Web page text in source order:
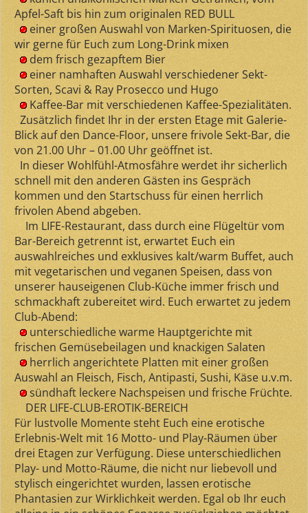
Apfel-Saft bis hin zum originalen RED BULL
einer großen Auswahl von Marken-Spirituosen, die
wir gerne für Euch zum Long-Drink mixen
dem frisch gezapftem Bier
einer namhaften Auswahl verschiedener Sekt-
Sorten, Scavi & Ray Prosecco und Hugo
Kaffee-Bar mit verschiedenen Kaffee-Spezialitäten.
Zusätzlich findet Ihr in der ersten Etage mit Galerie-
Blick auf den Dance-Floor, unsere frivole Sekt-Bar, die
von 21.00 Uhr – 01.00 Uhr geöffnet ist.
In dieser Wohlfühl-Atmosfähre werdet ihr sicherlich
schnell mit den anderen Gästen ins Gespräch
kommen und den Startschuss für einen herrlich
frivolen Abend abgeben.
Im LIFE-Restaurant, dass durch eine Flügeltür vom
Bar-Bereich getrennt ist, erwartet Euch ein
auswahlreiches und exklusives kalt/warm Buffet, auch
mit vegetarischen und veganen Speisen, dass von
unserer hauseigenen Club-Küche immer frisch und
schmackhaft zubereitet wird. Euch erwartet zu jedem
Club-Abend:
unterschiedliche warme Hauptgerichte mit
frischen Gemüsebeilagen und knackigen Salaten
herrlich angerichtete Platten mit einer großen
Auswahl an Fleisch, Fisch, Antipasti, Sushi, Käse u.v.m.
sündhaft leckere Nachspeisen und frische Früchte.
DER LIFE-CLUB-EROTIK-BEREICH
Für lustvolle Momente steht Euch eine erotische
Erlebnis-Welt mit 16 Motto- und Play-Räumen über
drei Etagen zur Verfügung. Diese unterschiedlichen
Play- und Motto-Räume, die nicht nur liebevoll und
stylisch eingerichtet wurden, lassen erotische
Phantasien zur Wirklichkeit werden. Egal ob Ihr euch